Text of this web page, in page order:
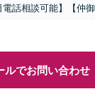
話相談可能】【仲御
ルでお問い合わせ